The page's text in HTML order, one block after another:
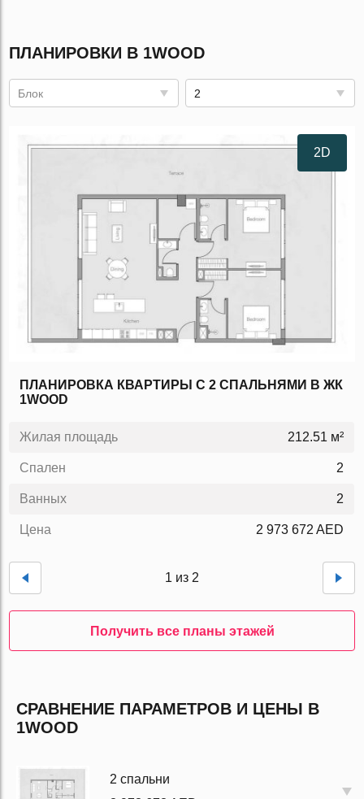
ПЛАНИРОВКИ В 1WOOD
Блок 2
2D
ПЛАНИРОВКА КВАРТИРЫ C 2 СПАЛЬНЯМИ В ЖК
1WOOD
Жилая площадь 212.51 м²
Спален 2
Ванных 2
Цена 2 973 672 AED
Получить все планы этажей
1 из 2
СРАВНЕНИЕ ПАРАМЕТРОВ И ЦЕНЫ В
1WOOD
2 спальни